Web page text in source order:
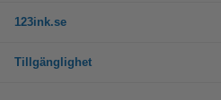
123ink.se
Tillgänglighet